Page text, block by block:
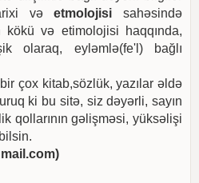
vəetmolojisi sahəsində
və etimolojisi haqqında,
olaraq, eyləmlə(fe'l) bağlı
çox kitab,sözlük, yazılar əldə
ki bu sitə, siz dəyərli, sayın
qollarının gəlişməsi, yüksəlişi
)